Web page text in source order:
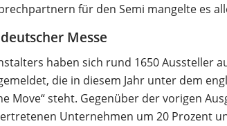
für den Semi mangelte es
Messe
haben sich rund 1650 Aussteller
die in diesem Jahr unter dem
Move“ steht. Gegenüber der vorigen
Unternehmen um 20 Prozent